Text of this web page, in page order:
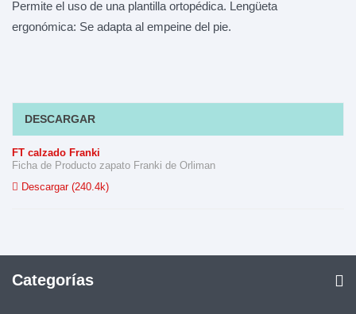
Permite el uso de una plantilla ortopédica. Lengüeta
ergonómica: Se adapta al empeine del pie.
DESCARGAR
FT calzado Franki
Ficha de Producto zapato Franki de Orliman
Descargar (240.4k)
Categorías